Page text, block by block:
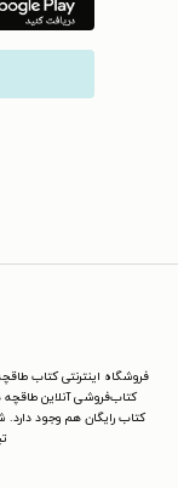
فروشگاه اینترنتی کتاب
کتاب‌فروشی آنلاین طاقچه
کتاب رایگان هم وجود دارد.